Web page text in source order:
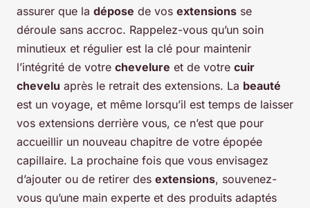
assurer que la dépose de vos extensions se
déroule sans accroc. Rappelez-vous qu’un soin
minutieux et régulier est la clé pour maintenir
l’intégrité de votre chevelure et de votre cuir
chevelu après le retrait des extensions. La beauté
est un voyage, et même lorsqu’il est temps de laisser
vos extensions derrière vous, ce n’est que pour
accueillir un nouveau chapitre de votre épopée
capillaire. La prochaine fois que vous envisagez
d’ajouter ou de retirer des extensions, souvenez-
vous qu’une main experte et des produits adaptés